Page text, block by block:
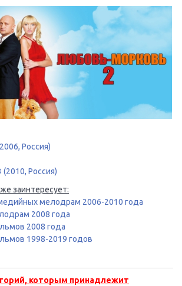
Россия)
Россия)
заинтересует:
мелодрам 2006-2010 года
2008 года
2008 года
1998-2019 годов
которым принадлежит